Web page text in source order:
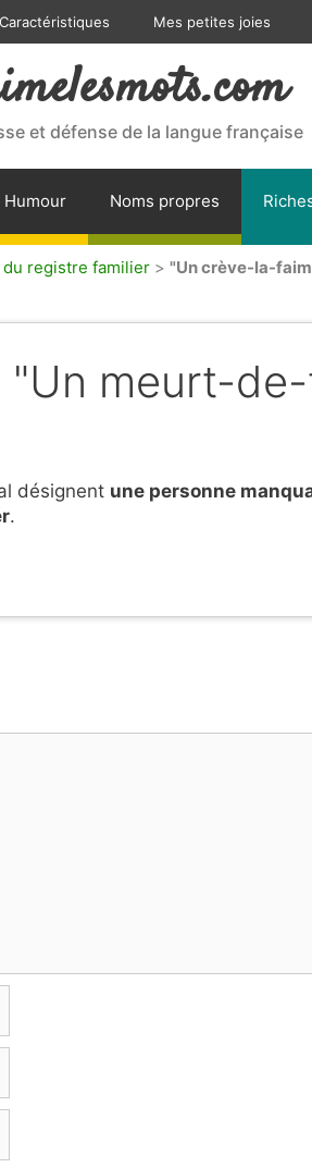
Caractéristiques Mes petites joies
et défense de la langue française
Humour Noms propres
registre familier > "Un crève-la-
meurt-de-
désignent une personne
.